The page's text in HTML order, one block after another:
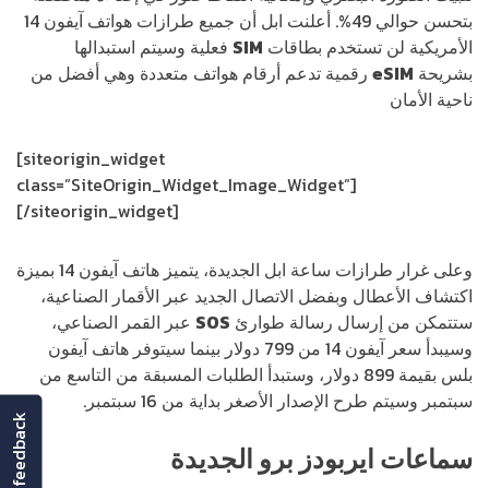
بتحسن حوالي 49%. أعلنت ابل أن جميع طرازات هواتف آيفون 14
الأمريكية لن تستخدم بطاقات SIM فعلية وسيتم استبدالها
بشريحة eSIM رقمية تدعم أرقام هواتف متعددة وهي أفضل من
ناحية الأمان
[siteorigin_widget
class=”SiteOrigin_Widget_Image_Widget”]
[/siteorigin_widget]
وعلى غرار طرازات ساعة ابل الجديدة، يتميز هاتف آيفون 14 بميزة
اكتشاف الأعطال وبفضل الاتصال الجديد عبر الأقمار الصناعية،
ستتمكن من إرسال رسالة طوارئ SOS عبر القمر الصناعي،
وسيبدأ سعر آيفون 14 من 799 دولار بينما سيتوفر هاتف آيفون
بلس بقيمة 899 دولار، وستبدأ الطلبات المسبقة من التاسع من
سبتمبر وسيتم طرح الإصدار الأصغر بداية من 16 سبتمبر.
سماعات ايربودز برو الجديدة feedback